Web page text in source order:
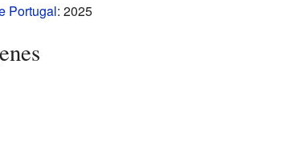
Portugal: 2025